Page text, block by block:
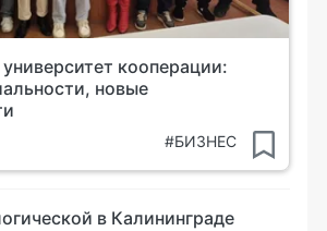
кооперации:
новые
#БИЗНЕС
в Калининграде